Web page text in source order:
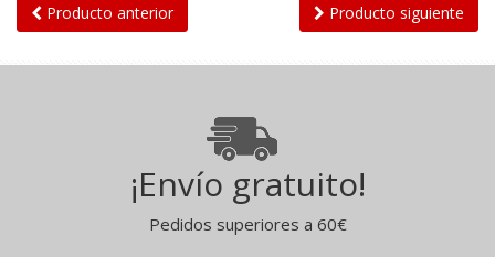
Producto anterior Producto siguiente
¡Envío gratuito!
Pedidos superiores a 60€